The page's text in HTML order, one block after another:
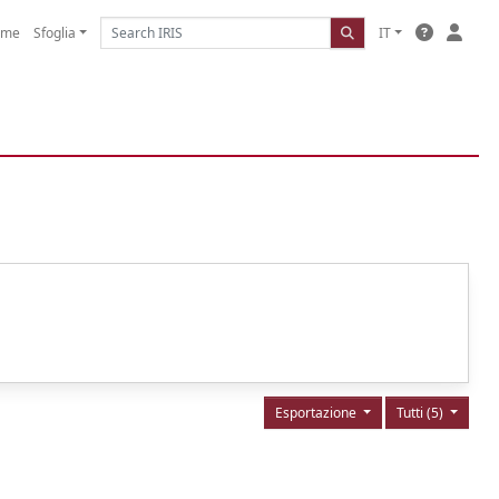
Sfoglia IT
Tutti (5)
Esportazione